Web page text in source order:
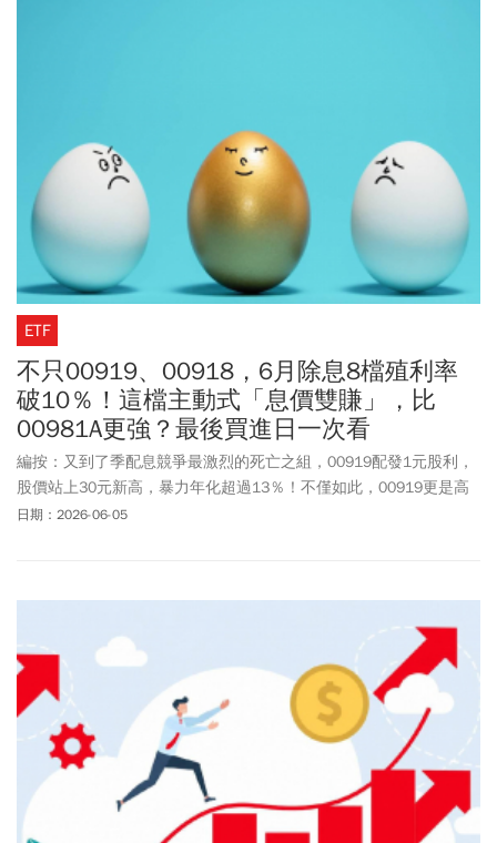
ETF
不只00919、00918，6月除息8檔殖利率
破10％！這檔主動式「息價雙賺」，比
00981A更強？最後買進日一次看
編按：又到了季配息競爭最激烈的死亡之組，00919配發1元股利，
股價站上30元新高，暴力年化超過13％！不僅如此，00919更是高
股息中，唯一連續13季配息都超過10%的配息王者。至於萬年老二
日期：2026-06-05